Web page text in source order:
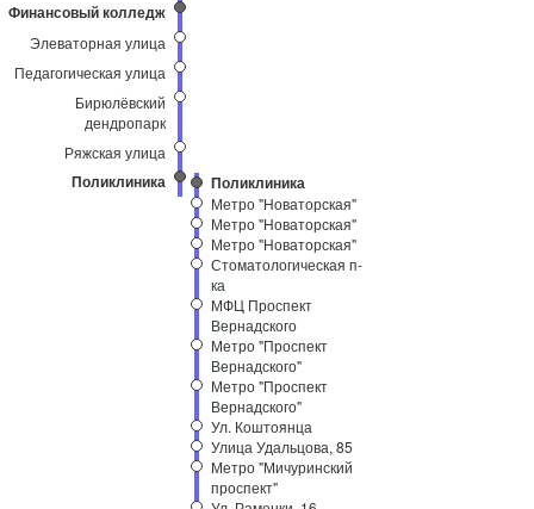
Финансовый колледж
Элеваторная улица
Педагогическая улица
Бирюлёвский
дендропарк
Ряжская улица
Поликлиника Поликлиника
Метро "Новаторская"
Метро "Новаторская"
Метро "Новаторская"
Стоматологическая п-
ка
МФЦ Проспект
Вернадского
Метро "Проспект
Вернадского"
Метро "Проспект
Вернадского"
Ул. Коштоянца
Улица Удальцова, 85
Метро "Мичуринский
проспект"